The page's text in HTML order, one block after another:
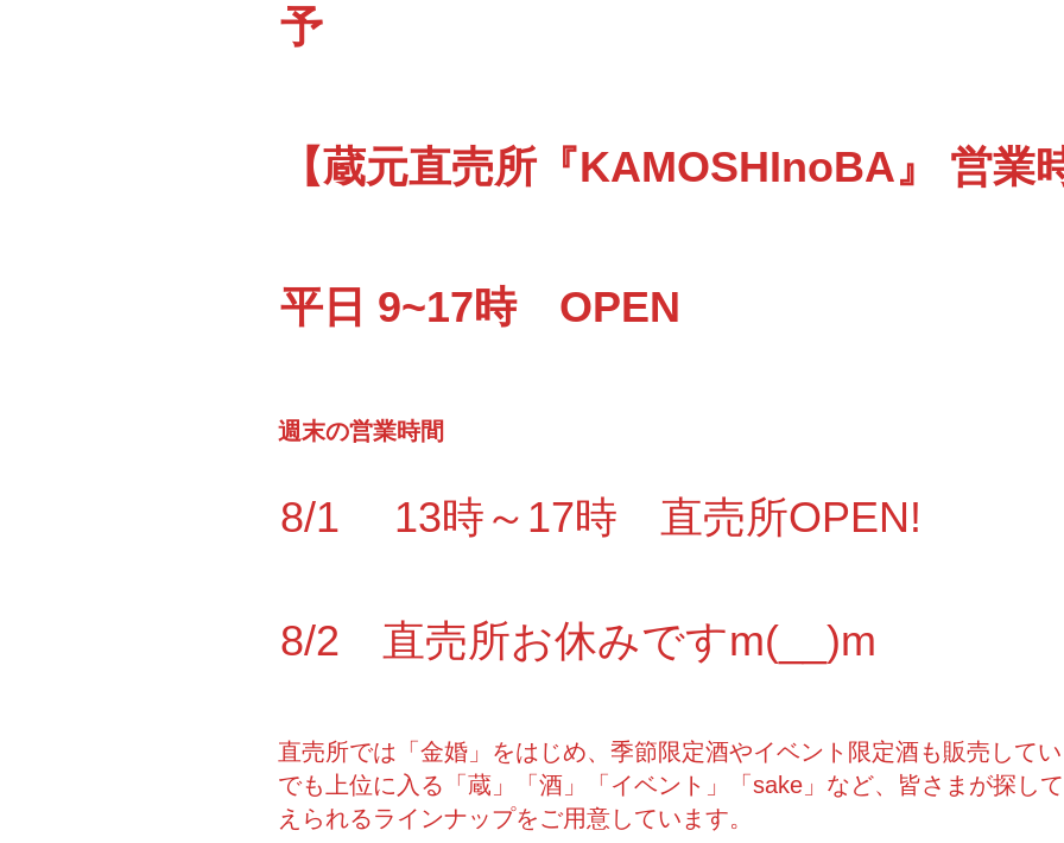
予
【蔵元直売所『KAMOSHInoBA』 営業
平日 9~17時 OPEN
週末の営業時間
8/1 13時～17時 直売所OPEN!
8/2 直売所お休みですm(__)m
直売所では「金婚」をはじめ、季節限定酒やイベント限定酒も販売して
でも上位に入る「蔵」「酒」「イベント」「sake」など、皆さまが探し
えられるラインナップをご用意しています。